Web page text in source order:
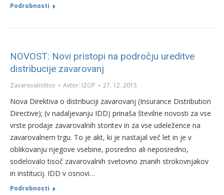
Podrobnosti
NOVOST: Novi pristopi na področju ureditve
distribucije zavarovanj
Zavarovalništvo Avtor: IZOP 27. 12. 2015
Nova Direktiva o distribuciji zavarovanj (Insurance Distribution
Directive); (v nadaljevanju IDD) prinaša številne novosti za vse
vrste prodaje zavarovalnih storitev in za vse udeležence na
zavarovalnem trgu. To je akt, ki je nastajal več let in je v
oblikovanju njegove vsebine, posredno ali neposredno,
sodelovalo tisoč zavarovalnih svetovno znanih strokovnjakov
in institucij. IDD v osnovi…
Podrobnosti